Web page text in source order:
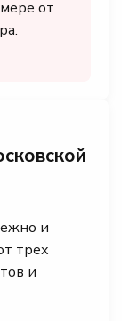
от
и
трех
и